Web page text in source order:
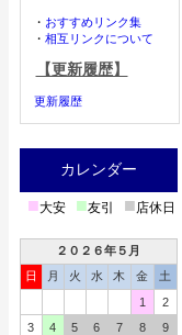
・ おすすめリンク集
・ 相互リンクについて
【更新履歴】
更新履歴
カレンダー
■大安 ■友引 ■店休日
２０２６年５月
日
月 火 水 木 金
土
1
2
3
4 5 6 7 8
9